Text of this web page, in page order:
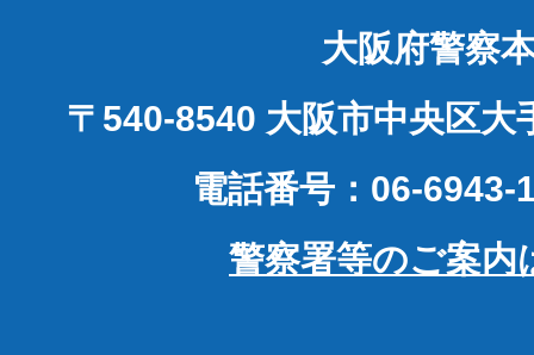
大阪府警察
〒540-8540 大阪市中央区大
電話番号：06-6943-
警察署等のご案内